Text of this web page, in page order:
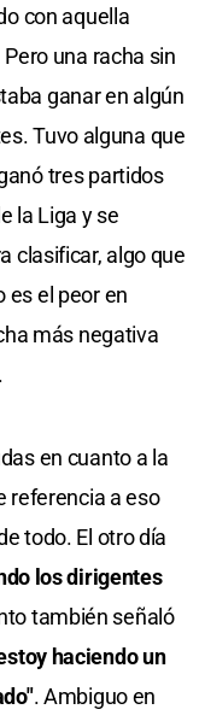
con aquella
una racha sin
ganar en algún
Tuvo alguna que
tres partidos
la Liga y se
clasificar, algo que
es el peor en
más negativa
en cuanto a la
referencia a eso
todo. El otro día
los dirigentes
también señaló
haciendo un
. Ambiguo en